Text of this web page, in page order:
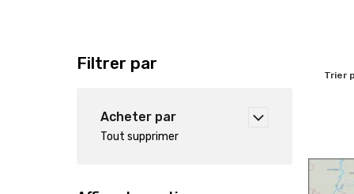
Trier
Filtrer par
Acheter par
Tout supprimer